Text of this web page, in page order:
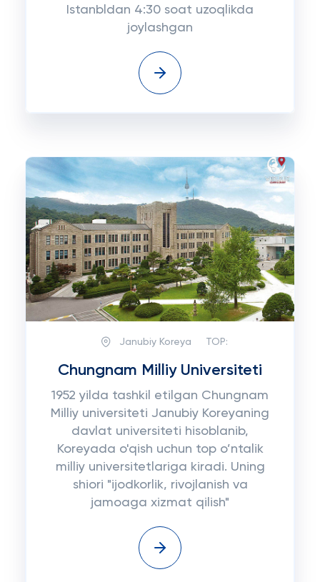
Istanbldan 4:30 soat uzoqlikda
joylashgan
Janubiy Koreya TOP:
Chungnam Milliy Universiteti
1952 yilda tashkil etilgan Chungnam
Milliy universiteti Janubiy Koreyaning
davlat universiteti hisoblanib,
Koreyada o'qish uchun top o’ntalik
milliy universitetlariga kiradi. Uning
shiori "ijodkorlik, rivojlanish va
jamoaga xizmat qilish"